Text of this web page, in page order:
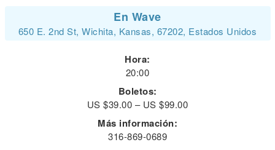
En Wave
650 E. 2nd St, Wichita, Kansas, 67202, Estados Unidos
Hora:
20:00
Boletos:
US $39.00 – US $99.00
Más información:
316-869-0689